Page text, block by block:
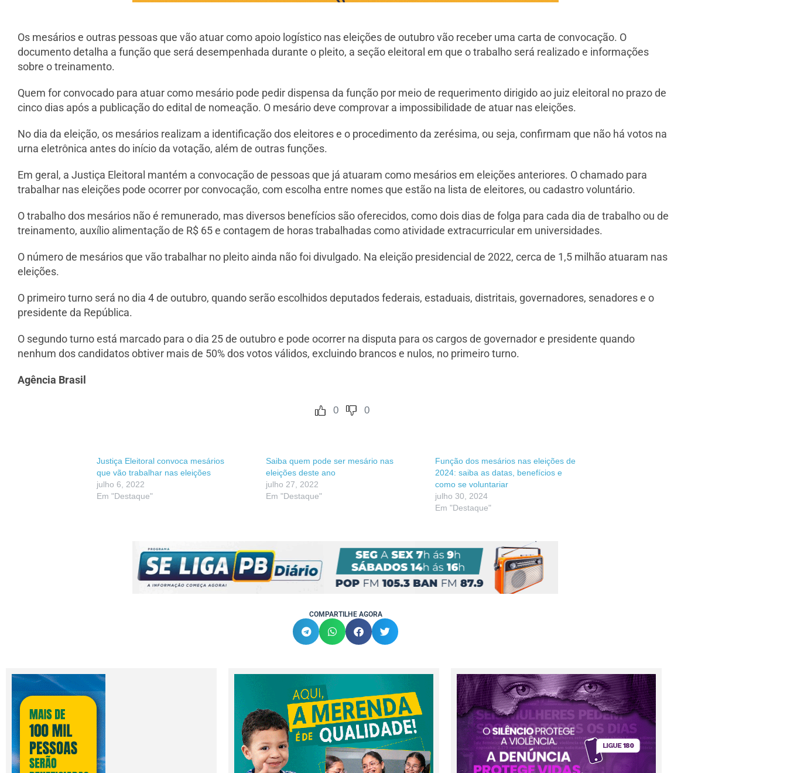
Os mesários e outras pessoas que vão atuar como apoio logístico nas eleições de outubro vão receber uma carta de convocação. O
documento detalha a função que será desempenhada durante o pleito, a seção eleitoral em que o trabalho será realizado e informações
sobre o treinamento.
Quem for convocado para atuar como mesário pode pedir dispensa da função por meio de requerimento dirigido ao juiz eleitoral no prazo de
cinco dias após a publicação do edital de nomeação. O mesário deve comprovar a impossibilidade de atuar nas eleições.
No dia da eleição, os mesários realizam a identificação dos eleitores e o procedimento da zerésima, ou seja, confirmam que não há votos na
urna eletrônica antes do início da votação, além de outras funções.
Em geral, a Justiça Eleitoral mantém a convocação de pessoas que já atuaram como mesários em eleições anteriores. O chamado para
trabalhar nas eleições pode ocorrer por convocação, com escolha entre nomes que estão na lista de eleitores, ou cadastro voluntário.
O trabalho dos mesários não é remunerado, mas diversos benefícios são oferecidos, como dois dias de folga para cada dia de trabalho ou de
treinamento, auxílio alimentação de R$ 65 e contagem de horas trabalhadas como atividade extracurricular em universidades.
O número de mesários que vão trabalhar no pleito ainda não foi divulgado. Na eleição presidencial de 2022, cerca de 1,5 milhão atuaram nas
eleições.
O primeiro turno será no dia 4 de outubro, quando serão escolhidos deputados federais, estaduais, distritais, governadores, senadores e o
presidente da República.
O segundo turno está marcado para o dia 25 de outubro e pode ocorrer na disputa para os cargos de governador e presidente quando
nenhum dos candidatos obtiver mais de 50% dos votos válidos, excluindo brancos e nulos, no primeiro turno.
Agência Brasil
0 0
Justiça Eleitoral convoca mesários
que vão trabalhar nas eleições
julho 6, 2022
Em "Destaque"
Saiba quem pode ser mesário nas
eleições deste ano
julho 27, 2022
Em "Destaque"
Função dos mesários nas eleições de
2024: saiba as datas, benefícios e
como se voluntariar
julho 30, 2024
Em "Destaque"
COMPARTILHE AGORA